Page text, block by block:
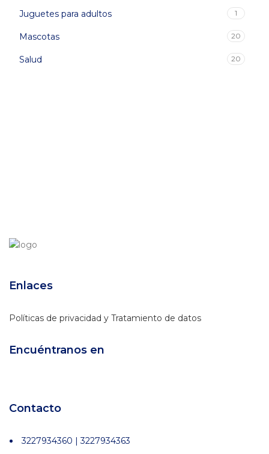
Juguetes para adultos 1
Mascotas 20
Salud 20
Enlaces
Políticas de privacidad y Tratamiento de datos
Encuéntranos en
Contacto
3227934360 | 3227934363